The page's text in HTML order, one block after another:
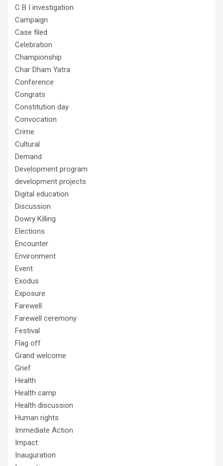
C B I investigation
Campaign
Case filed
Celebration
Championship
Char Dham Yatra
Conference
Congrats
Constitution day
Convocation
Crime
Cultural
Demand
Development program
development projects
Digital education
Discussion
Dowry Killing
Elections
Encounter
Environment
Event
Exodus
Exposure
Farewell
Farewell ceremony
Festival
Flag off
Grand welcome
Grief
Health
Health camp
Health discussion
Human rights
Immediate Action
Impact
Inauguration